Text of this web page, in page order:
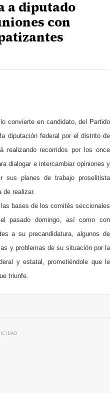
a diputado
con
convierte en candidato, del Partido
diputación federal por el distrito de
realizando recorridos por los once
dialogar e intercambiar opiniones y
sus planes de trabajo proselitista
de realizar.
bases de los comités seccionales
pasado domingo, así como con
a su precandidatura, algunos de
y problemas de su situación por la
y estatal, prometiéndole que le
triunfe.